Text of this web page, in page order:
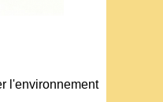
l'environnement